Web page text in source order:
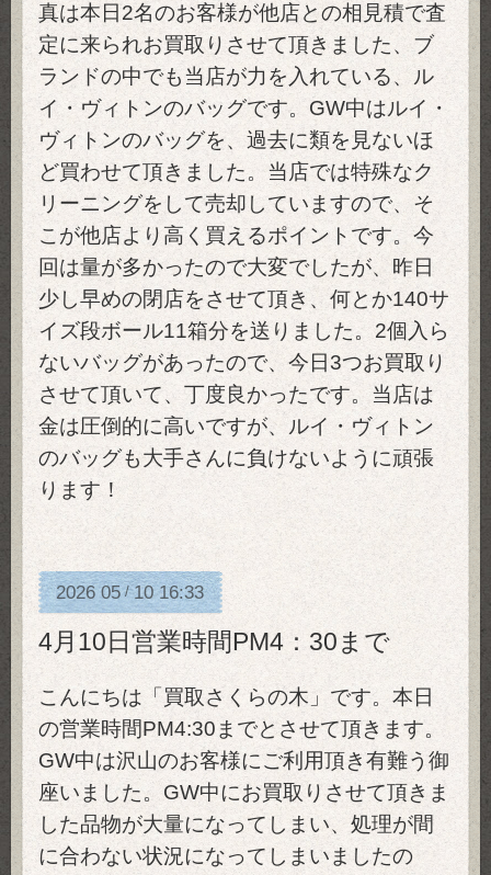
真は本日2名のお客様が他店との相見積で査
定に来られお買取りさせて頂きました、ブ
ランドの中でも当店が力を入れている、ル
イ・ヴィトンのバッグです。GW中はルイ・
ヴィトンのバッグを、過去に類を見ないほ
ど買わせて頂きました。当店では特殊なク
リーニングをして売却していますので、そ
こが他店より高く買えるポイントです。今
回は量が多かったので大変でしたが、昨日
少し早めの閉店をさせて頂き、何とか140サ
イズ段ボール11箱分を送りました。2個入ら
ないバッグがあったので、今日3つお買取り
させて頂いて、丁度良かったです。当店は
金は圧倒的に高いですが、ルイ・ヴィトン
のバッグも大手さんに負けないように頑張
ります！
2026 05/10 16:33
4月10日営業時間PM4：30まで
こんにちは「買取さくらの木」です。本日
の営業時間PM4:30までとさせて頂きます。
GW中は沢山のお客様にご利用頂き有難う御
座いました。GW中にお買取りさせて頂きま
した品物が大量になってしまい、処理が間
に合わない状況になってしまいましたの